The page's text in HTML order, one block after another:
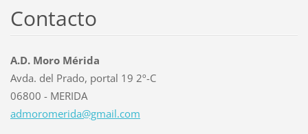
Contacto
A.D. Moro Mérida
Avda. del Prado, portal 19 2º-C
06800 - MERIDA
admoromerida@gmail.com